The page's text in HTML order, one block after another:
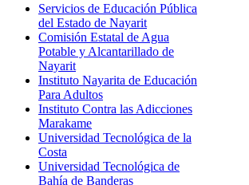
Servicios de Educación Pública
del Estado de Nayarit
Comisión Estatal de Agua
Potable y Alcantarillado de
Nayarit
Instituto Nayarita de Educación
Para Adultos
Instituto Contra las Adicciones
Marakame
Universidad Tecnológica de la
Costa
Universidad Tecnológica de
Bahía de Banderas